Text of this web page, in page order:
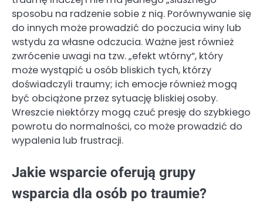
sposobu na radzenie sobie z nią. Porównywanie się
do innych może prowadzić do poczucia winy lub
wstydu za własne odczucia. Ważne jest również
zwrócenie uwagi na tzw. „efekt wtórny”, który
może wystąpić u osób bliskich tych, którzy
doświadczyli traumy; ich emocje również mogą
być obciążone przez sytuację bliskiej osoby.
Wreszcie niektórzy mogą czuć presję do szybkiego
powrotu do normalności, co może prowadzić do
wypalenia lub frustracji.
Jakie wsparcie oferują grupy
wsparcia dla osób po traumie?